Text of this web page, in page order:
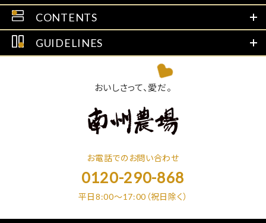
CONTENTS
GUIDELINES
おいしさって、愛だ。
お電話でのお問い合わせ
0120-290-868
平日8:00～17:00（祝日除く）